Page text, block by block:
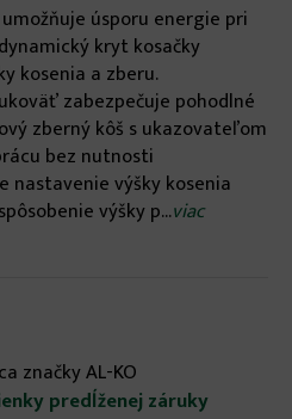
úsporu energie pri
kryt kosačky
kosenia a zberu.
zabezpečuje pohodlné
zberný kôš s ukazovateľom
bez nutnosti
nastavenie výšky kosenia
výšky p...viac
značky AL-KO
predĺženej záruky